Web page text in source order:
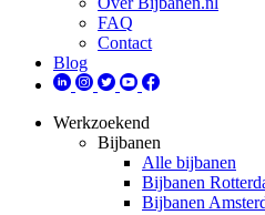
FAQ
Contact
Blog
Werkzoekend
Bijbanen
Alle bijbanen
Bijbanen
Bijbanen